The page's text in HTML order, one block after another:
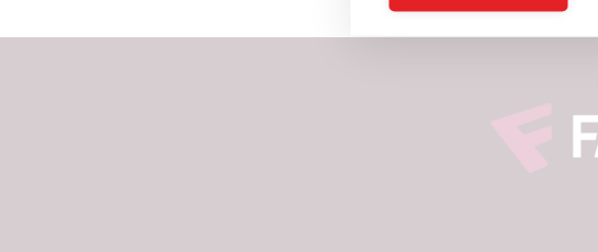
Reklama založená
Personalizovaný
možnost: Zajištění
Poskytování a zobrazování